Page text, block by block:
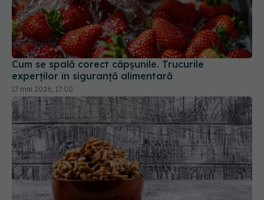
Cum se spală corect căpșunile. Trucurile
experților în siguranță alimentară
17 mai 2026, 17:00